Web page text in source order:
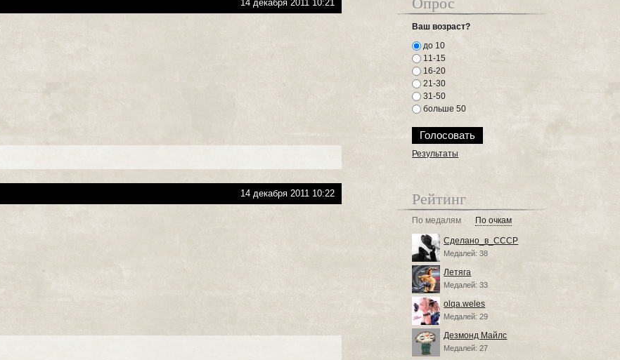
14 декабря 2011 10:21
14 декабря 2011 10:22
Ваш возраст?
до 10
11-15
16-20
21-30
31-50
больше 50
Результаты
Рейтинг
По медалям По очкам
Сделано_в_СССР
Медалей: 38
Летяга
Медалей: 33
olqa.weles
Медалей: 29
Дезмонд Майлс
Медалей: 27